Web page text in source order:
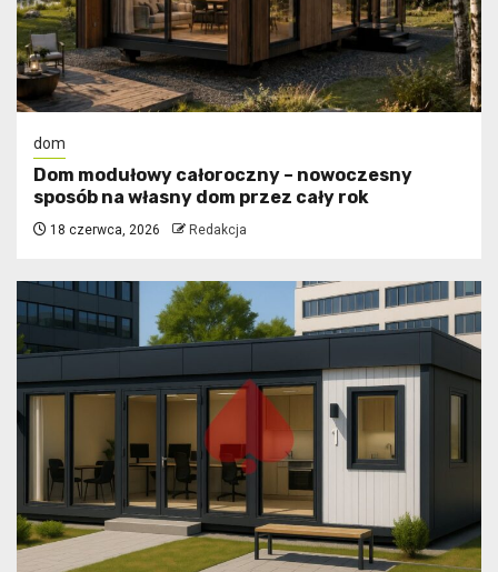
dom
Dom modułowy całoroczny – nowoczesny
sposób na własny dom przez cały rok
18 czerwca, 2026 Redakcja